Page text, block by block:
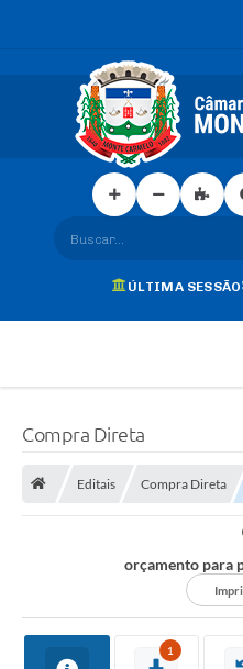
Buscar...
ÚLTIMA SESSÃO
Compra Direta
Editais Compra Direta
orçamento para
1